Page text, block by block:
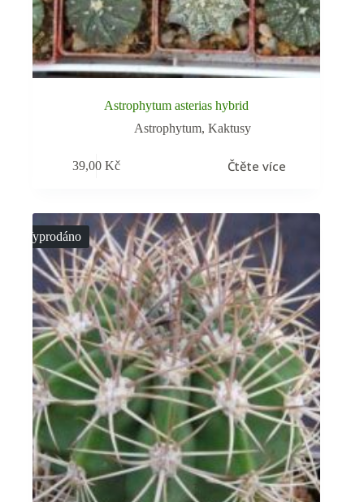
Astrophytum asterias hybrid
Astrophytum,Kaktusy
39,00Kč Čtěte více
Vyprodáno